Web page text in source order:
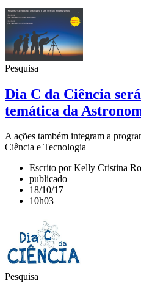
Pesquisa
Dia C da Ciência
temática da
A ações também integram a
Ciência e Tecnologia
Escrito por Kelly Cristina
publicado
18/10/17
10h03
Pesquisa